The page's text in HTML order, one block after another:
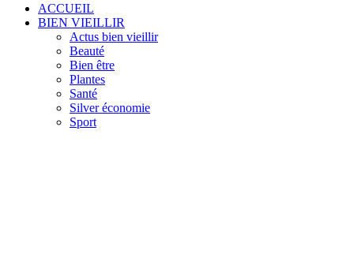
ACCUEIL
BIEN VIEILLIR
Actus bien vieillir
Beauté
Bien être
Plantes
Santé
Silver économie
Sport